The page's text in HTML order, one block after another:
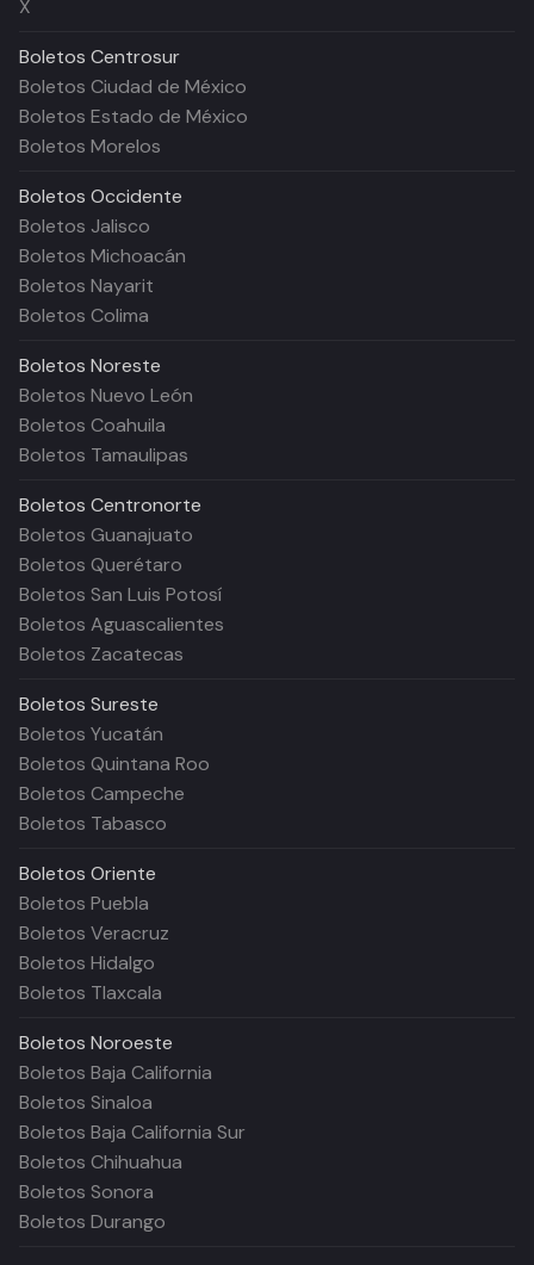
X
Boletos Centrosur
Boletos Ciudad de México
Boletos Estado de México
Boletos Morelos
Boletos Occidente
Boletos Jalisco
Boletos Michoacán
Boletos Nayarit
Boletos Colima
Boletos Noreste
Boletos Nuevo León
Boletos Coahuila
Boletos Tamaulipas
Boletos Centronorte
Boletos Guanajuato
Boletos Querétaro
Boletos San Luis Potosí
Boletos Aguascalientes
Boletos Zacatecas
Boletos Sureste
Boletos Yucatán
Boletos Quintana Roo
Boletos Campeche
Boletos Tabasco
Boletos Oriente
Boletos Puebla
Boletos Veracruz
Boletos Hidalgo
Boletos Tlaxcala
Boletos Noroeste
Boletos Baja California
Boletos Sinaloa
Boletos Baja California Sur
Boletos Chihuahua
Boletos Sonora
Boletos Durango